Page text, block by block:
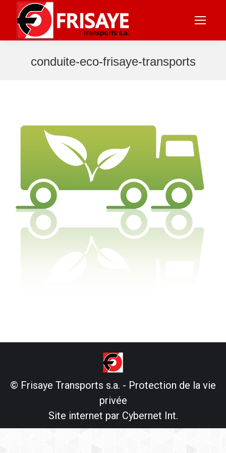
conduite-eco-frisaye-transports
© Frisaye Transports s.a. - Protection de la vie
privée
Site internet par Cybernet Int.